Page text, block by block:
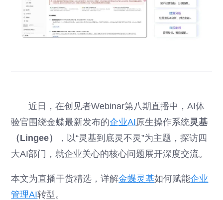
近日，在创见者Webinar第八期直播中，AI体
验官围绕金蝶最新发布的企业AI原生操作系统灵基
（Lingee）
，以“灵基到底灵不灵”为主题，探访四
大AI部门，就企业关心的核心问题展开深度交流。
本文为直播干货精选，详解金蝶灵基如何赋能企业
管理AI转型。